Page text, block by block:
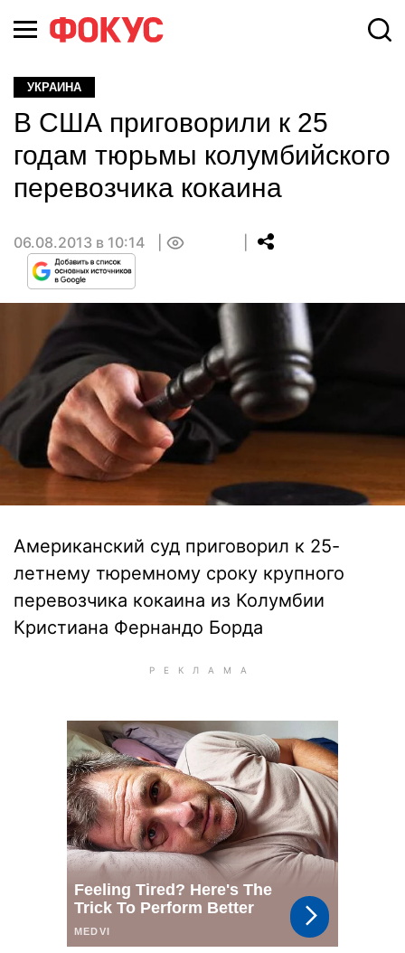
УКРАИНА
В США приговорили к 25
годам тюрьмы колумбийского
перевозчика кокаина
06.08.2013 в 10:14
Американский суд приговорил к 25-
летнему тюремному сроку крупного
перевозчика кокаина из Колумбии
Кристиана Фернандо Борда